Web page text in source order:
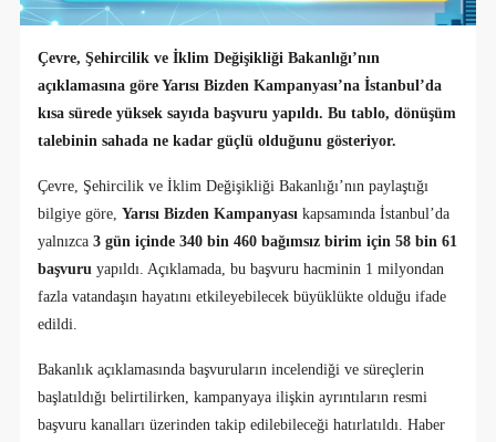
Çevre, Şehircilik ve İklim Değişikliği Bakanlığı’nın
açıklamasına göre Yarısı Bizden Kampanyası’na İstanbul’da
kısa sürede yüksek sayıda başvuru yapıldı. Bu tablo, dönüşüm
talebinin sahada ne kadar güçlü olduğunu gösteriyor.
Çevre, Şehircilik ve İklim Değişikliği Bakanlığı’nın paylaştığı
bilgiye göre,Yarısı Bizden Kampanyası kapsamında İstanbul’da
yalnızca3 gün içinde 340 bin 460 bağımsız birim için 58 bin 61
başvuru yapıldı. Açıklamada, bu başvuru hacminin 1 milyondan
fazla vatandaşın hayatını etkileyebilecek büyüklükte olduğu ifade
edildi.
Bakanlık açıklamasında başvuruların incelendiği ve süreçlerin
başlatıldığı belirtilirken, kampanyaya ilişkin ayrıntıların resmi
başvuru kanalları üzerinden takip edilebileceği hatırlatıldı. Haber